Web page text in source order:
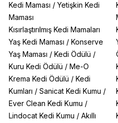
Kedi Maması / Yetişkin Kedi
Maması
Kısırlaştırılmış Kedi Mamaları
Yaş Kedi Maması / Konserve
Yaş Maması / Kedi Ödülü /
Kuru Kedi Ödülü / Me-O
Krema Kedi Ödülü / Kedi
Kumları / Sanicat Kedi Kumu /
Ever Clean Kedi Kumu /
Lindocat Kedi Kumu / Akıllı